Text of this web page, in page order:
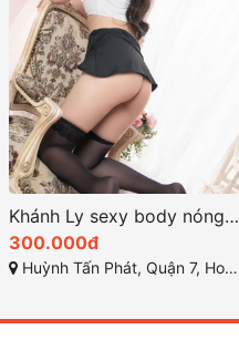
Khánh Ly sexy body nóng bỏng xinh xắn
300.000đ
Huỳnh Tấn Phát, Quận 7, Ho Chi Minh City